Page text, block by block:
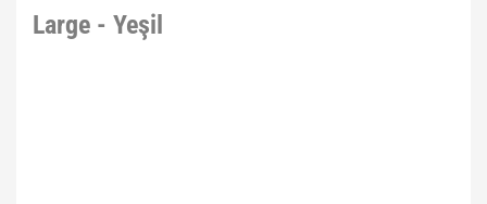
Large - Yeşil